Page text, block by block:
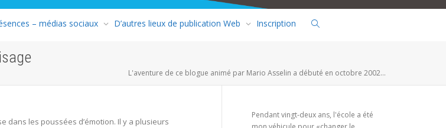
– médias sociaux D’autres lieux de publication Web Inscription
L'aventure de ce blogue animé par Mario Asselin a débuté en octobre 2002...
dans les poussées d’émotion. Il y a plusieurs
Pendant vingt-deux ans, l'école a été